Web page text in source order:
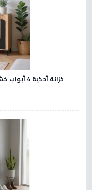
خزانة أحذية 4 أبواب خشب ماليزي 160 سم - خشبي مع أسود